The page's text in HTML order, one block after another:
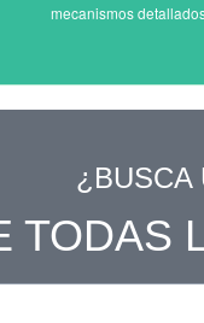
mecanismos
¿BUSCA
TODAS